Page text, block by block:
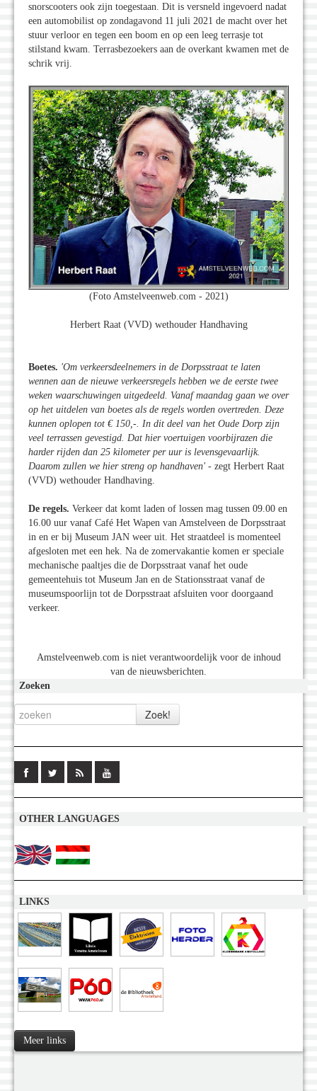
snorscooters ook zijn toegestaan. Dit is versneld ingevoerd nadat
een automobilist op zondagavond 11 juli 2021 de macht over het
stuur verloor en tegen een boom en op een leeg terrasje tot
stilstand kwam. Terrasbezoekers aan de overkant kwamen met de
schrik vrij.
(Foto Amstelveenweb.com - 2021)
Herbert Raat (VVD) wethouder Handhaving
Boetes. 'Om verkeersdeelnemers in de Dorpsstraat te laten
wennen aan de nieuwe verkeersregels hebben we de eerste twee
weken waarschuwingen uitgedeeld. Vanaf maandag gaan we over
op het uitdelen van boetes als de regels worden overtreden. Deze
kunnen oplopen tot € 150,-. In dit deel van het Oude Dorp zijn
veel terrassen gevestigd. Dat hier voertuigen voorbijrazen die
harder rijden dan 25 kilometer per uur is levensgevaarlijk.
Daarom zullen we hier streng op handhaven' - zegt Herbert Raat
(VVD) wethouder Handhaving.
De regels. Verkeer dat komt laden of lossen mag tussen 09.00 en
16.00 uur vanaf Café Het Wapen van Amstelveen de Dorpsstraat
in en er bij Museum JAN weer uit. Het straatdeel is momenteel
afgesloten met een hek. Na de zomervakantie komen er speciale
mechanische paaltjes die de Dorpsstraat vanaf het oude
gemeentehuis tot Museum Jan en de Stationsstraat vanaf de
museumspoorlijn tot de Dorpsstraat afsluiten voor doorgaand
verkeer.
Amstelveenweb.com is niet verantwoordelijk voor de inhoud
van de nieuwsberichten.
Zoeken
OTHER LANGUAGES
LINKS
Meer links